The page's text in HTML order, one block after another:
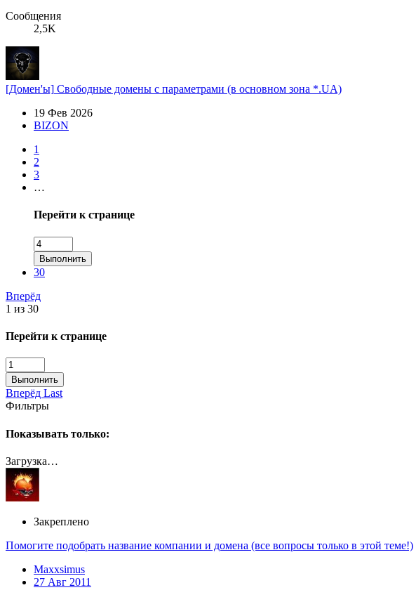
Сообщения
2,5K
[Домен'ы] Свободные домены с параметрами (в основном зона *.UA)
19 Фев 2026
BIZON
1
2
3
…
Перейти к странице
Выполнить
30
Вперёд
1 из 30
Перейти к странице
Выполнить
Вперёд Last
Фильтры
Показывать только:
Загрузка…
Закреплено
Помогите подобрать название компании и домена (все вопросы только в этой теме!)
Maxxsimus
27 Авг 2011